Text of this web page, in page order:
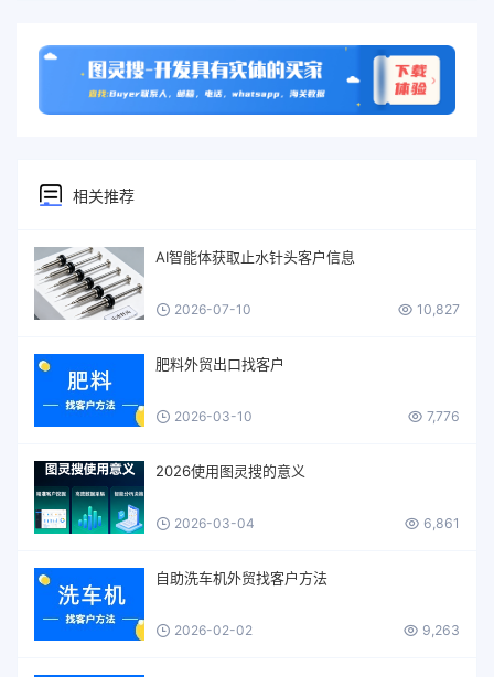
相关推荐
AI智能体获取止水针头客户信息
2026-07-10 10,827
肥料外贸出口找客户
2026-03-10 7,776
2026使用图灵搜的意义
2026-03-04 6,861
自助洗车机外贸找客户方法
2026-02-02 9,263